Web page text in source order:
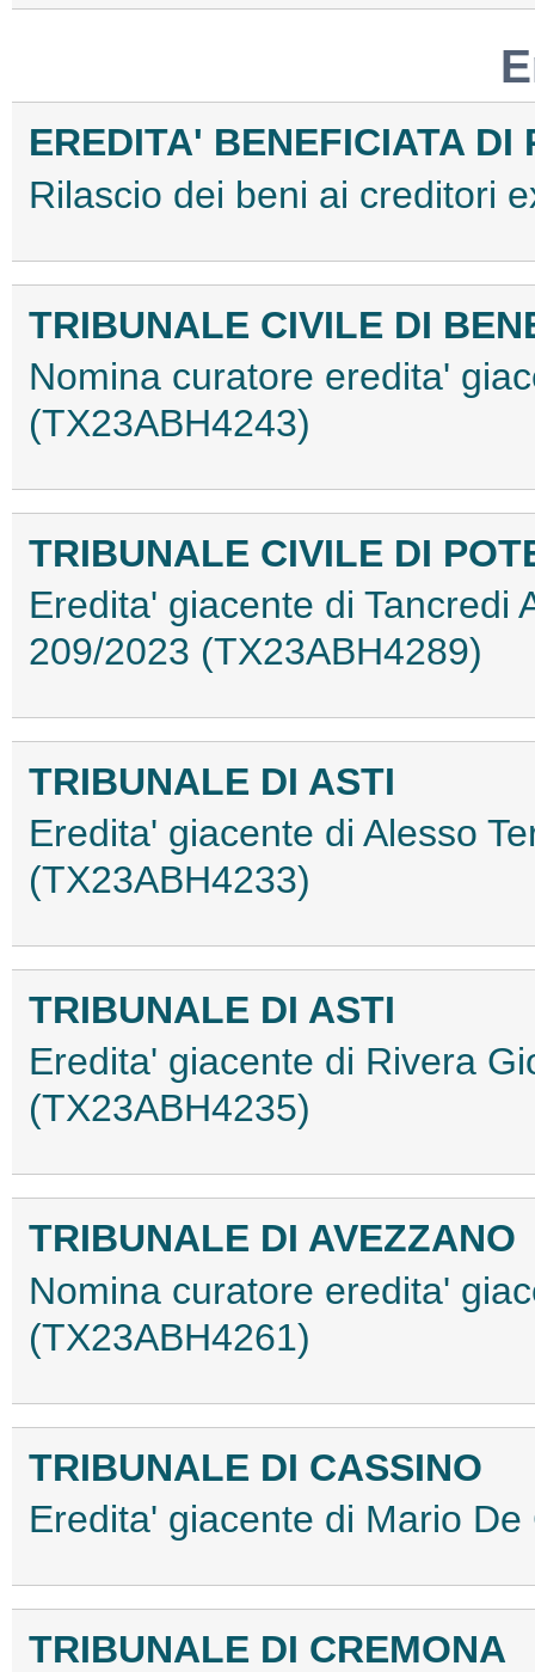
EREDITA' BENEFICIATA DI
Rilascio dei beni ai creditori
TRIBUNALE CIVILE DI
Nomina curatore eredita'
(TX23ABH4243)
TRIBUNALE CIVILE DI
Eredita' giacente di Tancredi
209/2023 (TX23ABH4289)
TRIBUNALE DI ASTI
Eredita' giacente di Alesso
(TX23ABH4233)
TRIBUNALE DI ASTI
Eredita' giacente di Rivera
(TX23ABH4235)
TRIBUNALE DI AVEZZANO
Nomina curatore eredita'
(TX23ABH4261)
TRIBUNALE DI CASSINO
Eredita' giacente di Mario
TRIBUNALE DI CREMONA